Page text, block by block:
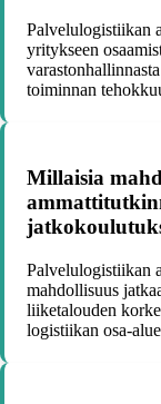
Palvelulogistiikan
yritykseen
toiminnan
Millaisia
Palvelulogistiikan
mahdollisuus
liiketalouden
logistiikan osa-